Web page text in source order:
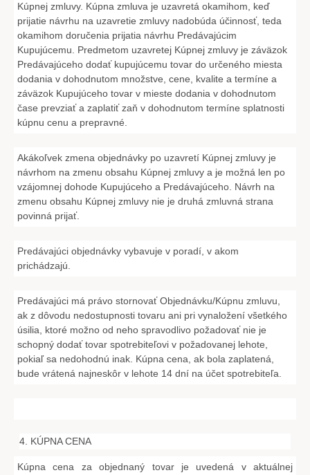
Kúpnej zmluvy. Kúpna zmluva je uzavretá okamihom, keď
prijatie návrhu na uzavretie zmluvy nadobúda účinnosť, teda
okamihom doručenia prijatia návrhu Predávajúcim
Kupujúcemu. Predmetom uzavretej Kúpnej zmluvy je záväzok
Predávajúceho dodať kupujúcemu tovar do určeného miesta
dodania v dohodnutom množstve, cene, kvalite a termíne a
záväzok Kupujúceho tovar v mieste dodania v dohodnutom
čase prevziať a zaplatiť zaň v dohodnutom termíne splatnosti
kúpnu cenu a prepravné.
Akákoľvek zmena objednávky po uzavretí Kúpnej zmluvy je
návrhom na zmenu obsahu Kúpnej zmluvy a je možná len po
vzájomnej dohode Kupujúceho a Predávajúceho. Návrh na
zmenu obsahu Kúpnej zmluvy nie je druhá zmluvná strana
povinná prijať.
Predávajúci objednávky vybavuje v poradí, v akom
prichádzajú.
Predávajúci má právo stornovať Objednávku/Kúpnu zmluvu,
ak z dôvodu nedostupnosti tovaru ani pri vynaložení všetkého
úsilia, ktoré možno od neho spravodlivo požadovať nie je
schopný dodať tovar spotrebiteľovi v požadovanej lehote,
pokiaľ sa nedohodnú inak. Kúpna cena, ak bola zaplatená,
bude vrátená najneskôr v lehote 14 dní na účet spotrebiteľa.
4. KÚPNA CENA
Kúpna cena za objednaný tovar je uvedená v aktuálnej